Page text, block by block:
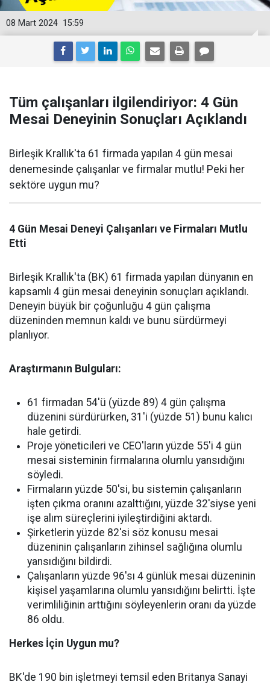
15:59
08 Mart 2024
Tüm çalışanları ilgilendiriyor: 4 Gün
Mesai Deneyinin Sonuçları Açıklandı
Birleşik Krallık'ta 61 firmada yapılan 4 gün mesai
denemesinde çalışanlar ve firmalar mutlu! Peki her
sektöre uygun mu?
4 Gün Mesai Deneyi Çalışanları ve Firmaları Mutlu
Etti
Birleşik Krallık'ta (BK) 61 firmada yapılan dünyanın en
kapsamlı 4 gün mesai deneyinin sonuçları açıklandı.
Deneyin büyük bir çoğunluğu 4 gün çalışma
düzeninden memnun kaldı ve bunu sürdürmeyi
planlıyor.
Araştırmanın Bulguları:
61 firmadan 54'ü (yüzde 89) 4 gün çalışma
düzenini sürdürürken, 31'i (yüzde 51) bunu kalıcı
hale getirdi.
Proje yöneticileri ve CEO'ların yüzde 55'i 4 gün
mesai sisteminin firmalarına olumlu yansıdığını
söyledi.
Firmaların yüzde 50'si, bu sistemin çalışanların
işten çıkma oranını azalttığını, yüzde 32'siyse yeni
işe alım süreçlerini iyileştirdiğini aktardı.
Şirketlerin yüzde 82'si söz konusu mesai
düzeninin çalışanların zihinsel sağlığına olumlu
yansıdığını bildirdi.
Çalışanların yüzde 96'sı 4 günlük mesai düzeninin
kişisel yaşamlarına olumlu yansıdığını belirtti. İşte
verimliliğinin arttığını söyleyenlerin oranı da yüzde
86 oldu.
Herkes İçin Uygun mu?
BK'de 190 bin işletmeyi temsil eden Britanya Sanayi